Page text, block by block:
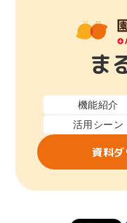
ま
機能紹介
活用シーン
資料